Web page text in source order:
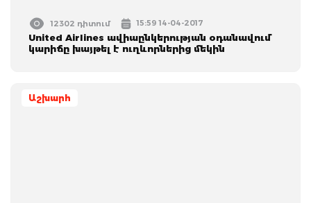
12302 դիտում 15:59 14-04-2017
United Airlines ավիաընկերության օդանավում
կարիճը խայթել է ուղևորներից մեկին
Աշխարհ